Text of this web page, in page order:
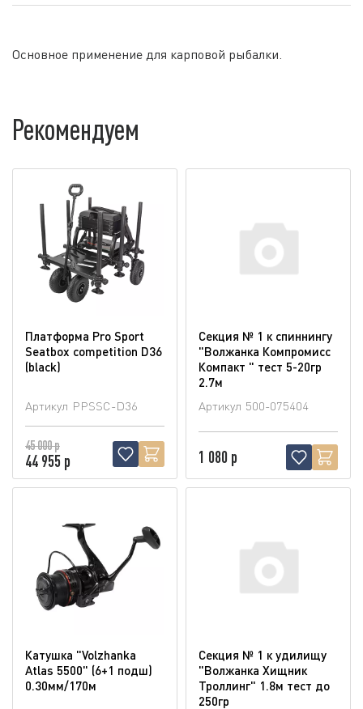
Основное применение для карповой рыбалки.
Рекомендуем
Платформа Pro Sport
Seatbox competition D36
(blaсk)
Артикул PPSSC-D36
45 000 р
44 955 р
Секция № 1 к спиннингу
"Волжанка Компромисс
Компакт " тест 5-20гр
2.7м
Артикул 500-075404
1 080 р
Катушка "Volzhanka
Atlas 5500" (6+1 подш)
0.30мм/170м
Секция № 1 к удилищу
"Волжанка Хищник
Троллинг" 1.8м тест до
250гр